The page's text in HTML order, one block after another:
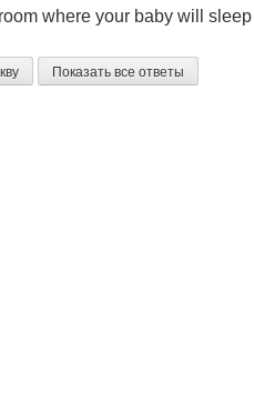
where your baby will sleep
Показать все ответы